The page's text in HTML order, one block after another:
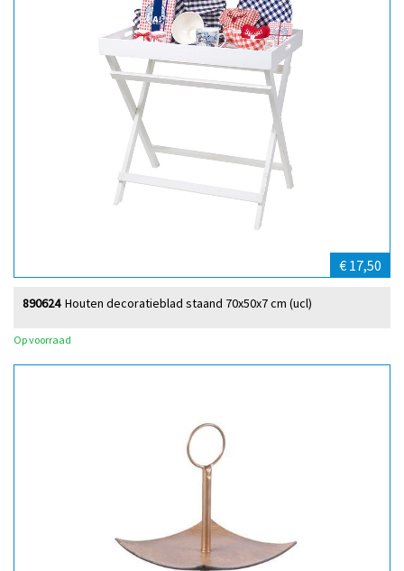
€ 17,50
Houten decoratieblad staand 70x50x7 cm (ucl)
890624
Op voorraad